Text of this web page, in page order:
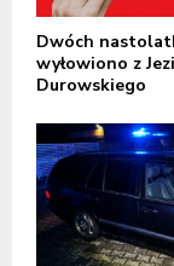
Dwóch
wyłowiono z
Durowskiego